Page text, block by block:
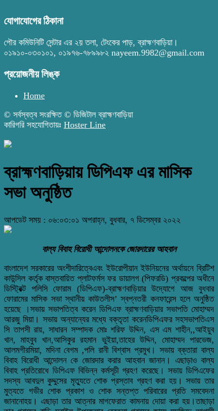
যোগাযোগের ঠিকানা
পৌর কমিউনিটি সেন্টার এর ২য় তলা, টেংকের পাড়, ব্রাহ্মণবাড়িয়া।
০১৯১০-০৩০১০১, ০১৯৭৬-৭৮৯৯৮২ nayeem.9982@gmail.com
প্রয়োজনীয় লিঙ্ক
Home
© সর্বস্বত্ব সংরক্ষিত © ডিজিটাল ব্রাহ্মণবাড়িয়া
কারিগরি সহযোগিতায়ঃ Hoster Line
ব্রাহ্মণবাড়িয়ায় ডিপিএফ এর মাসিক
সভা অনুষ্ঠিত
আপডেট সময় : ০৬:০৩:০১ অপরাহ্ন, বুধবার, ৭ ডিসেম্বর ২০২২
বাল্য বিবাহ বিরোধী আন্দোলনকে জোরদারের আহবান
বাংলাদেশ সরকারের অংশীদারিত্বেএবং ইউরোপীয়ান ইউনিয়নের অর্থায়নে ব্রিটিশ
কাউন্সিল কর্তৃক বাস্তবায়িত প্লাটফর্মস ফর ডায়ালগ (পিফরডি) প্রকল্পের অধীনে
ডিস্ট্রিক্ট পলিসি ফোরাম (ডিপিএফ)-ব্রাহ্মণবাড়িয়ার উদ্যোগে আজ বুধবার
ফোরামের মাসিক সভা স্থানীয় কাউতলীস’ স্বপ্নতরী কনফারেন্স হলে অনুষ্ঠিত
হয়েছে ।সভায় সভাপতিত্ব করেন ডিপিএফ ব্রাহ্মণবাড়িয়ার সভাপতি মোহাম্মদ
আরজু মিয়া। সভায় অন্যান্যের মধ্যে বক্তৃতা করেনডিপিএফর সহসভাপতিএস
সি তাপসী রায়, সাধারন সম্পাদক মোঃ শরিফ ‌উদ্দিন, এস এম শাহীন,,আইয়ুব
খান, মাহবুব খান,আসিকুর রহমান ভুইয়া,তাহের উদ্দিন, মোহাম্মদ পারভেজ,
আলমগীরমিয়া, মদিনা বেগম ,পলি রানী বিশ্বাস প্রমুখ। সভায় ব্‌ক্তারা বাল্য
বিবাহ বিরোধী আন্দোলন কে জোরদার করার আহবান জানান। এছাড়াও বাল্য
বিবাহ প্রতিরোধে ডিপিএফ বিভিন্ন কর্মসূচী গ্রহণ করেছে। সভায় ডিপিএফের
সদস্য আবদুল কুদ্দুসের মৃত্যুতে শোক প্রস্তাব গ্রহণ করা হয়। সভায় তার
মুত্যতে গভীর শোক প্রকাশ ও শোক সন্তপ্ত পরিবারের প্রতি সমবেদনা
জানানোহয়। এছাড়া তার আত্নার মাগফেরাত কামনায় দোয়া করা হয়।তাছাড়া